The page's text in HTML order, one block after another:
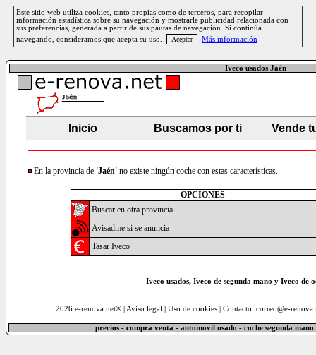
Este sitio web utiliza cookies, tanto propias como de terceros, para recopilar
información estadística sobre su navegación y mostrarle publicidad relacionada con
sus preferencias, generada a partir de sus pautas de navegación. Si continúa
navegando, consideramos que acepta su uso.
Más información
Iveco usados Jaén
Inicio Buscamos por ti Vende
En la provincia de 'Jaén' no existe ningún coche con estas características.
OPCIONES
Buscar en otra provincia
Avisadme si se anuncia
Tasar Iveco
Iveco usados, Iveco de segunda mano y Iveco de
2026 e-renova.net® | Aviso legal Uso de cookies| Contacto: correo@e-
precios - compra venta - automovil usado - coche segunda mano